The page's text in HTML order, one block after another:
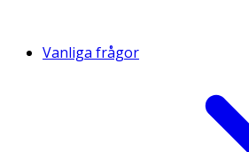
Vanliga frågor